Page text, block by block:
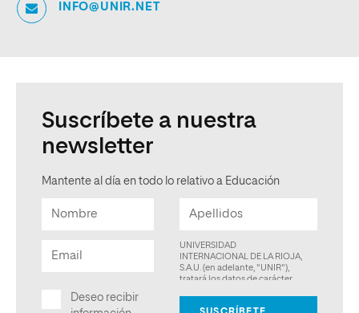
INFO@UNIR.NET
Suscríbete a nuestra
newsletter
Mantente al día en todo lo relativo a Educación